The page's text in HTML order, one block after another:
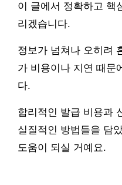
이 글에서 정확하고 핵
리겠습니다.
정보가 넘쳐나 오히려
가 비용이나 지연 때문
다.
합리적인 발급 비용과
실질적인 방법들을 담
도움이 되실 거예요.